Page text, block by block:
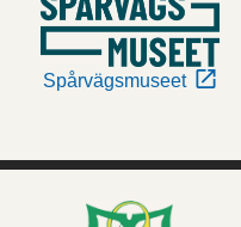
Spårvägsmuseet